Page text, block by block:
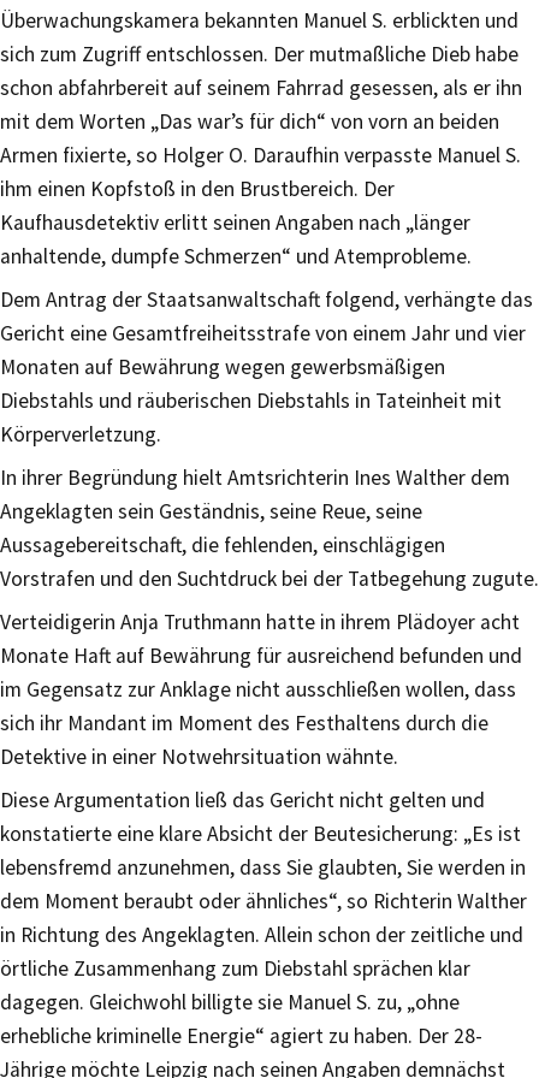
Überwachungskamera bekannten Manuel S. erblickten und
sich zum Zugriff entschlossen. Der mutmaßliche Dieb habe
schon abfahrbereit auf seinem Fahrrad gesessen, als er ihn
mit dem Worten „Das war’s für dich“ von vorn an beiden
Armen fixierte, so Holger O. Daraufhin verpasste Manuel S.
ihm einen Kopfstoß in den Brustbereich. Der
Kaufhausdetektiv erlitt seinen Angaben nach „länger
anhaltende, dumpfe Schmerzen“ und Atemprobleme.
Dem Antrag der Staatsanwaltschaft folgend, verhängte das
Gericht eine Gesamtfreiheitsstrafe von einem Jahr und vier
Monaten auf Bewährung wegen gewerbsmäßigen
Diebstahls und räuberischen Diebstahls in Tateinheit mit
Körperverletzung.
In ihrer Begründung hielt Amtsrichterin Ines Walther dem
Angeklagten sein Geständnis, seine Reue, seine
Aussagebereitschaft, die fehlenden, einschlägigen
Vorstrafen und den Suchtdruck bei der Tatbegehung zugute.
Verteidigerin Anja Truthmann hatte in ihrem Plädoyer acht
Monate Haft auf Bewährung für ausreichend befunden und
im Gegensatz zur Anklage nicht ausschließen wollen, dass
sich ihr Mandant im Moment des Festhaltens durch die
Detektive in einer Notwehrsituation wähnte.
Diese Argumentation ließ das Gericht nicht gelten und
konstatierte eine klare Absicht der Beutesicherung: „Es ist
lebensfremd anzunehmen, dass Sie glaubten, Sie werden in
dem Moment beraubt oder ähnliches“, so Richterin Walther
in Richtung des Angeklagten. Allein schon der zeitliche und
örtliche Zusammenhang zum Diebstahl sprächen klar
dagegen. Gleichwohl billigte sie Manuel S. zu, „ohne
erhebliche kriminelle Energie“ agiert zu haben. Der 28-
Jährige möchte Leipzig nach seinen Angaben demnächst